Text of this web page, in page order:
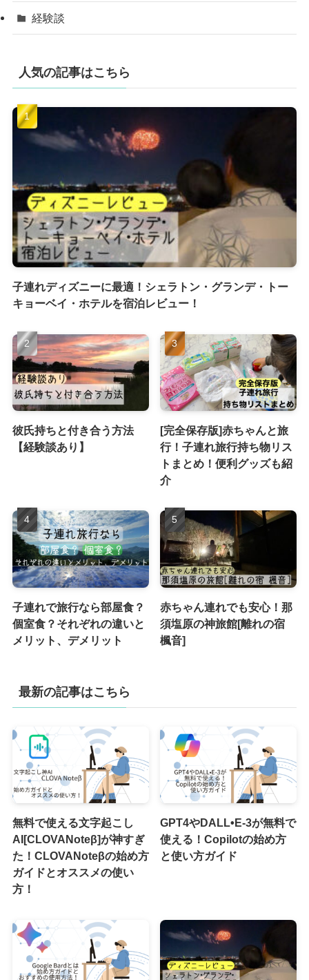
経験談
人気の記事はこちら
子連れディズニーに最適！シェラトン・グランデ・トー
キョーベイ・ホテルを宿泊レビュー！
彼氏持ちと付き合う方法
【経験談あり】
[完全保存版]赤ちゃんと旅
行！子連れ旅行持ち物リス
トまとめ！便利グッズも紹
介
子連れで旅行なら部屋食？
個室食？それぞれの違いと
メリット、デメリット
赤ちゃん連れでも安心！那
須塩原の神旅館[離れの宿
楓音]
最新の記事はこちら
無料で使える文字起こし
AI[CLOVANoteβ]が神すぎ
た！CLOVANoteβの始め方
ガイドとオススメの使い
方！
GPT4やDALL•E-3が無料で
使える！Copilotの始め方
と使い方ガイド